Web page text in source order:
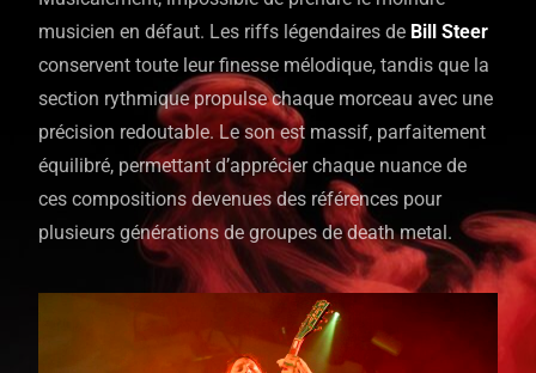
musicien en défaut. Les riffs légendaires de Bill Steer
conservent toute leur finesse mélodique, tandis que la
section rythmique propulse chaque morceau avec une
précision redoutable. Le son est massif, parfaitement
équilibré, permettant d’apprécier chaque nuance de
ces compositions devenues des références pour
plusieurs générations de groupes de death metal.